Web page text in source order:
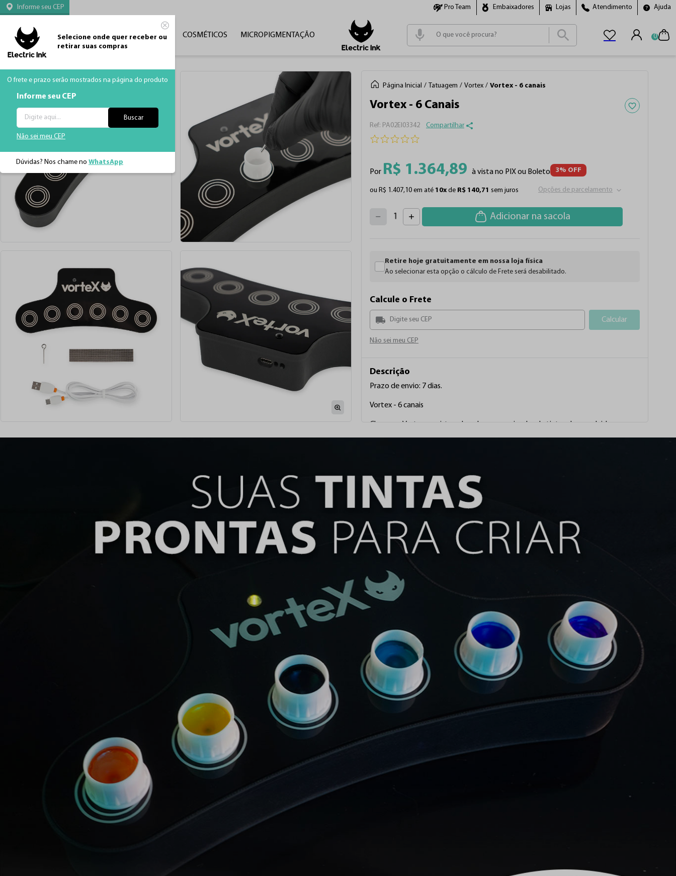
Informe seu CEP
Selecione onde quer receber ou
retirar suas compras
O frete e prazo serão mostrados na página do produto
Informe seu CEP
Buscar
Não sei meu CEP
Dúvidas? Nos chame no WhatsApp
Pro Team Embaixadores Lojas Atendimento Ajuda
CATEGORIAS TATUAGEM MÁQUINAS COSMÉTICOS MICROPIGMENTAÇÃO
2 º cartucho
3 pen
0
Página Inicial Tatuagem Vortex Vortex - 6 canais
Vortex - 6 Canais Adicionar aos
: PA02EI03342 Compartilhar
Por R$ 1 .364,89 à vista no PIX ou Boleto 3% OFF
ou R$ 1 .407,10 em até 10x de R$ 140,71 sem juros Opções de parcelamento
1 Adicionar na sacola
Retire hoje gratuitamente em nossa loja física
Ao selecionar esta opção o cálculo de Frete será desabilitado.
Calcule o Frete
Calcular
Não sei meu CEP
Descrição
Prazo de envio: 7 dias.
Vortex - 6 canais
Chegou o Vortex: o misturador e homogeneizador de tintas desenvolvido
Em dúvida ou precisa de ajuda?
Fale Conosco